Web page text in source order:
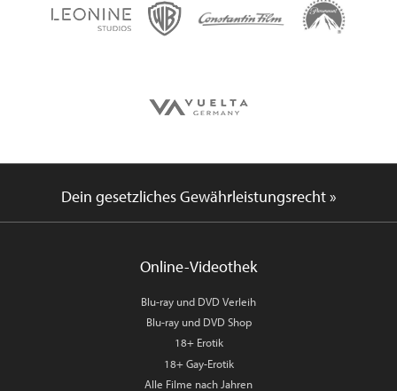
Dein gesetzliches Gewährleistungsrecht »
Online-Videothek
Blu-ray und DVD Verleih
Blu-ray und DVD Shop
18+ Erotik
18+ Gay-Erotik
Alle Filme nach Jahren